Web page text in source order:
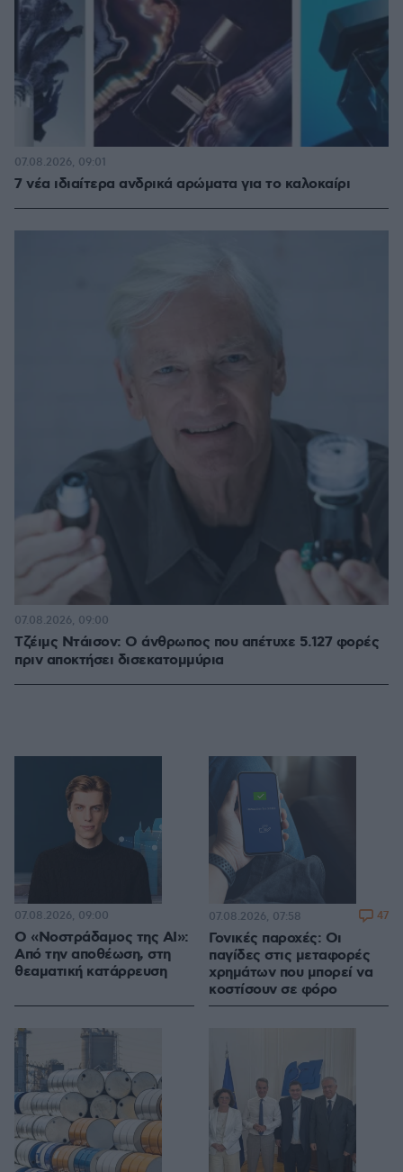
7 νέα ιδιαίτερα ανδρικά αρώματα για το καλοκαίρι
07.08.2026, 09:01
Τζέιμς Ντάισον: Ο άνθρωπος που απέτυχε 5.127 φορές
πριν αποκτήσει δισεκατομμύρια
07.08.2026, 09:00
Ο «Νοστράδαμος της AI»:
Από την αποθέωση, στη
θεαματική κατάρρευση
07.08.2026, 09:00
Γονικές παροχές: Οι
παγίδες στις μεταφορές
χρημάτων που μπορεί να
κοστίσουν σε φόρο
07.08.2026, 07:58 47